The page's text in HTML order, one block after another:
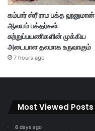
கம்பார் ஸ்ரீ ராம பக்த ஹனுமான்
ஆலயம் பக்தர்கள்
சுற்றுப்பயணிகளின் முக்கிய
அடையாள தலமாக உருவாகும்
7 hours ago
Most Viewed Posts
6 days ago